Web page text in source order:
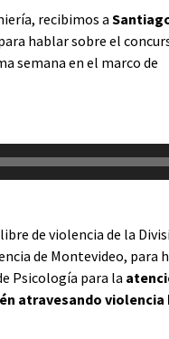
recibimos a
hablar sobre el
semana en el marco de
de violencia de la
de Montevideo, para
Psicología para la
atravesando violencia